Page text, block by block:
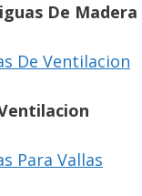
De Madera